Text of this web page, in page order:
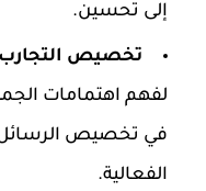
إلى تحسين.
تخصيص التجارب
لفهم اهتمامات
في تخصيص الرسائل
الفعالية.